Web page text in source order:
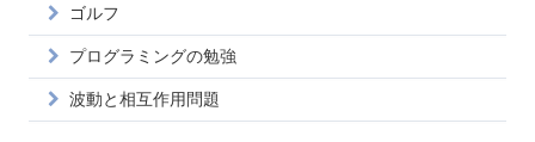
ゴルフ
プログラミングの勉強
波動と相互作用問題